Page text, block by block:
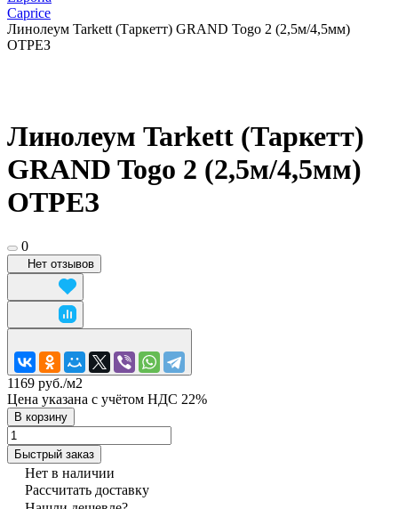
Caprice
Линолеум Tarkett (Таркетт) GRAND Togo 2 (2,5м/4,5мм)
ОТРЕЗ
Линолеум Tarkett (Таркетт)
GRAND Togo 2 (2,5м/4,5мм)
ОТРЕЗ
0
Нет отзывов
1169 руб./м2
Цена указана с учётом НДС 22%
В корзину
Быстрый заказ
Нет в наличии
Рассчитать доставку